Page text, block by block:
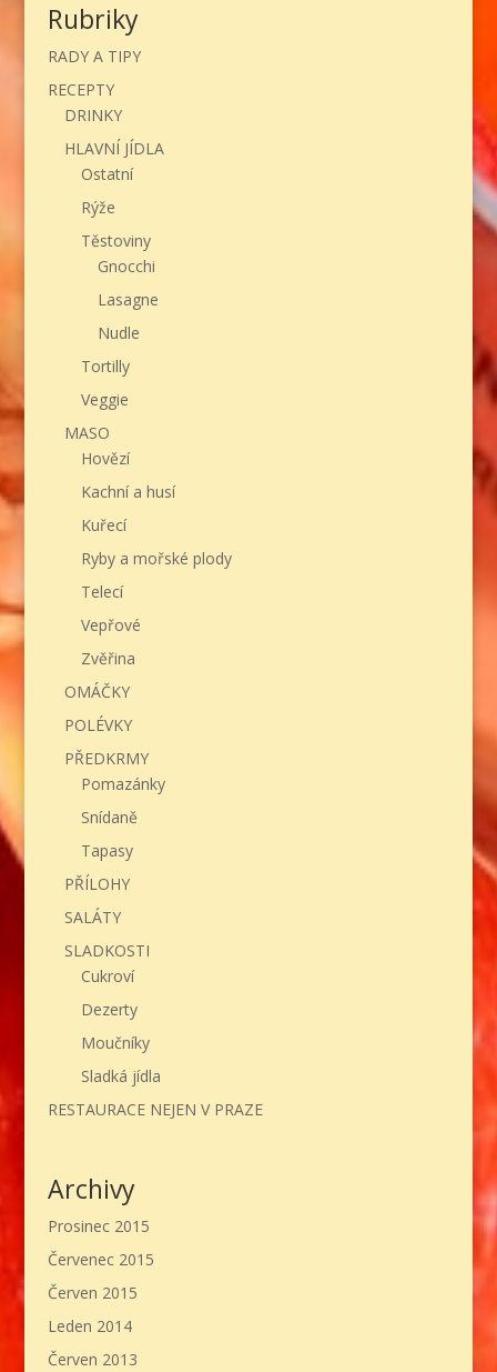
Rubriky
RADY A TIPY
RECEPTY
DRINKY
HLAVNÍ JÍDLA
Ostatní
Rýže
Těstoviny
Gnocchi
Lasagne
Nudle
Tortilly
Veggie
MASO
Hovězí
Kachní a husí
Kuřecí
Ryby a mořské plody
Telecí
Vepřové
Zvěřina
OMÁČKY
POLÉVKY
PŘEDKRMY
Pomazánky
Snídaně
Tapasy
PŘÍLOHY
SALÁTY
SLADKOSTI
Cukroví
Dezerty
Moučníky
Sladká jídla
RESTAURACE NEJEN V PRAZE
Archivy
Prosinec 2015
Červenec 2015
Červen 2015
Leden 2014
Červen 2013